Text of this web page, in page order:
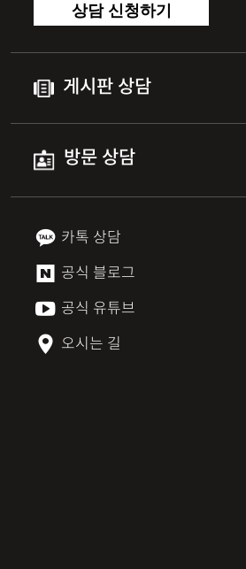
상담 신청하기
게시판 상담
방문 상담
카톡 상담
공식 블로그
공식 유튜브
오시는 길